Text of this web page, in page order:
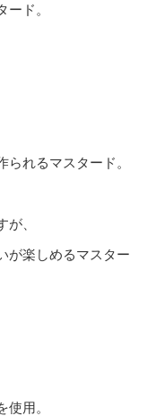
ド。
れるマスタード。
、
が楽しめるマスター
用。